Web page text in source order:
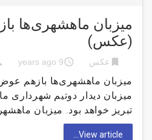
میزبان ماهشهری‌ها
(عکس)
bookmark عکس access_time
9 years ago
میزبان ماهشهری‌ها بازهم
میزبان دیدار دوتیم شهرداری
تبریز خواهد بود. میزبان
View article...